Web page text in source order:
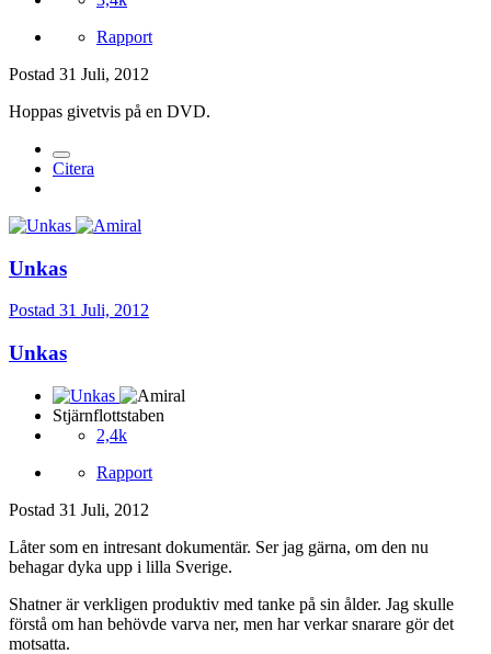
Rapport
Postad 31 Juli, 2012
Hoppas givetvis på en DVD.
Citera
Unkas
Postad 31 Juli, 2012
Unkas
Stjärnflottstaben
2,4k
Rapport
Postad 31 Juli, 2012
Låter som en intresant dokumentär. Ser jag gärna, om den nu
behagar dyka upp i lilla Sverige.
Shatner är verkligen produktiv med tanke på sin ålder. Jag skulle
förstå om han behövde varva ner, men har verkar snarare gör det
motsatta.